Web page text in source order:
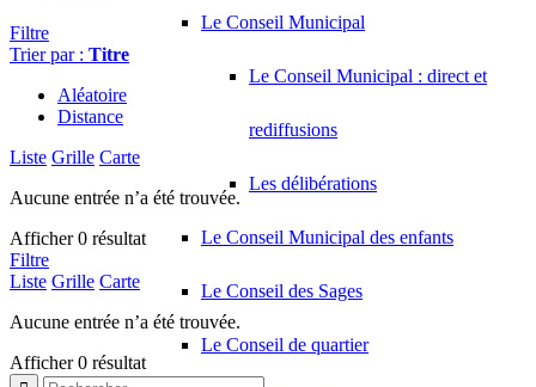
Le Conseil Municipal
Le Conseil Municipal : direct et
rediffusions
Les délibérations
Le Conseil Municipal des enfants
Le Conseil des Sages
Le Conseil de quartier
Filtre
Trier par : Titre
Aléatoire
Distance
Liste Grille Carte
Aucune entrée n’a été trouvée.
Afficher 0 résultat
Filtre
Liste Grille Carte
Aucune entrée n’a été trouvée.
Afficher 0 résultat